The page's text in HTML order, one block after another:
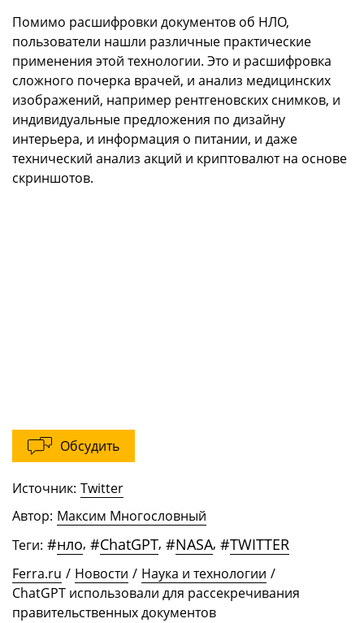
Помимо расшифровки документов об НЛО,
пользователи нашли различные практические
применения этой технологии. Это и расшифровка
сложного почерка врачей, и анализ медицинских
изображений, например рентгеновских снимков, и
индивидуальные предложения по дизайну
интерьера, и информация о питании, и даже
технический анализ акций и криптовалют на основе
скриншотов.
Обсудить
Источник: Twitter
Автор: Максим Многословный
Теги: #нло, #ChatGPT, #NASA, #TWITTER
Ferra.ru / Новости / Наука и технологии /
ChatGPT использовали для рассекречивания
правительственных документов